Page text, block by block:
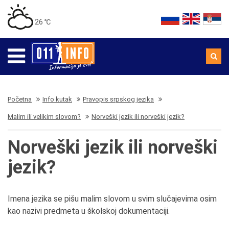
26 ℃
Početna Info kutak Pravopis srpskog jezika
Malim ili velikim slovom? Norveški jezik ili norveški jezik?
Norveški jezik ili norveški
jezik?
Imena jezika se pišu malim slovom u svim slučajevima osim
kao nazivi predmeta u školskoj dokumentaciji.